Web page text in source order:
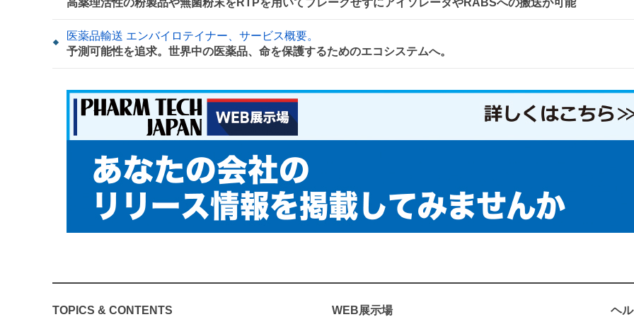
医薬品輸送 エンバイロテイナー、サービス概要。
予測可能性を追求。世界中の医薬品、命を保護するためのエコシステムへ。
TOPICS & CONTENTS WEB展示場 ヘ